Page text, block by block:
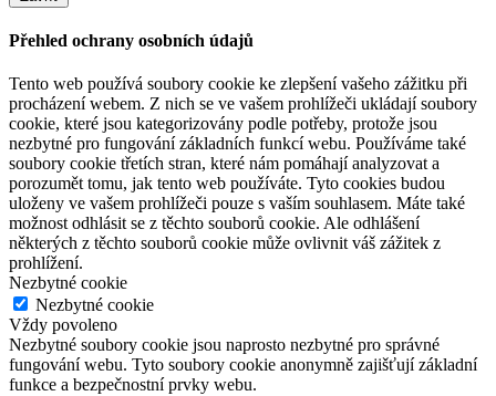
Přehled ochrany osobních údajů
Tento web používá soubory cookie ke zlepšení vašeho zážitku při
procházení webem. Z nich se ve vašem prohlížeči ukládají soubory
cookie, které jsou kategorizovány podle potřeby, protože jsou
nezbytné pro fungování základních funkcí webu. Používáme také
soubory cookie třetích stran, které nám pomáhají analyzovat a
porozumět tomu, jak tento web používáte. Tyto cookies budou
uloženy ve vašem prohlížeči pouze s vaším souhlasem. Máte také
možnost odhlásit se z těchto souborů cookie. Ale odhlášení
některých z těchto souborů cookie může ovlivnit váš zážitek z
prohlížení.
Nezbytné cookie
Nezbytné cookie
Vždy povoleno
Nezbytné soubory cookie jsou naprosto nezbytné pro správné
fungování webu. Tyto soubory cookie anonymně zajišťují základní
funkce a bezpečnostní prvky webu.